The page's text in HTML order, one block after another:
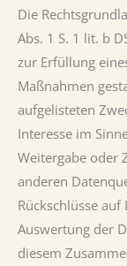
Die
Abs. 1 S. 1 lit. b
zur Erfüllung
Maßnahmen
aufgelisteten
Interesse im
Weitergabe oder
anderen
Rückschlüsse
Auswertung der
diesem